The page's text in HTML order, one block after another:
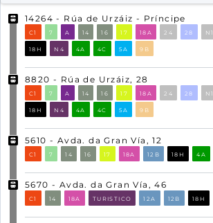
14264 - Rúa de Urzáiz - Príncipe
C1 7 A 14 16 17 18A 24 28 N1
18H N4 4A 4C 5A 9B
8820 - Rúa de Urzáiz, 28
C1 7 A 14 16 17 18A 24 28 N1
18H N4 4A 4C 5A 9B
5610 - Avda. da Gran Vía, 12
C1 7 14 16 17 18A 12B 18H 4A
5670 - Avda. da Gran Vía, 46
C1 14 18A TURISTICO 12A 12B 18H